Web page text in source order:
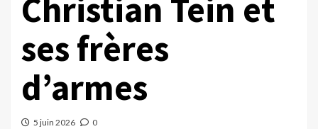
Christian Tein et
ses frères
d’armes
5 juin 2026 0